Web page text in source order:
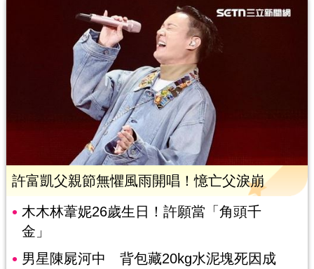
許富凱父親節無懼風雨開唱！憶亡父淚崩
木木林葦妮26歲生日！許願當「角頭千
金」
男星陳屍河中 背包藏20kg水泥塊死因成